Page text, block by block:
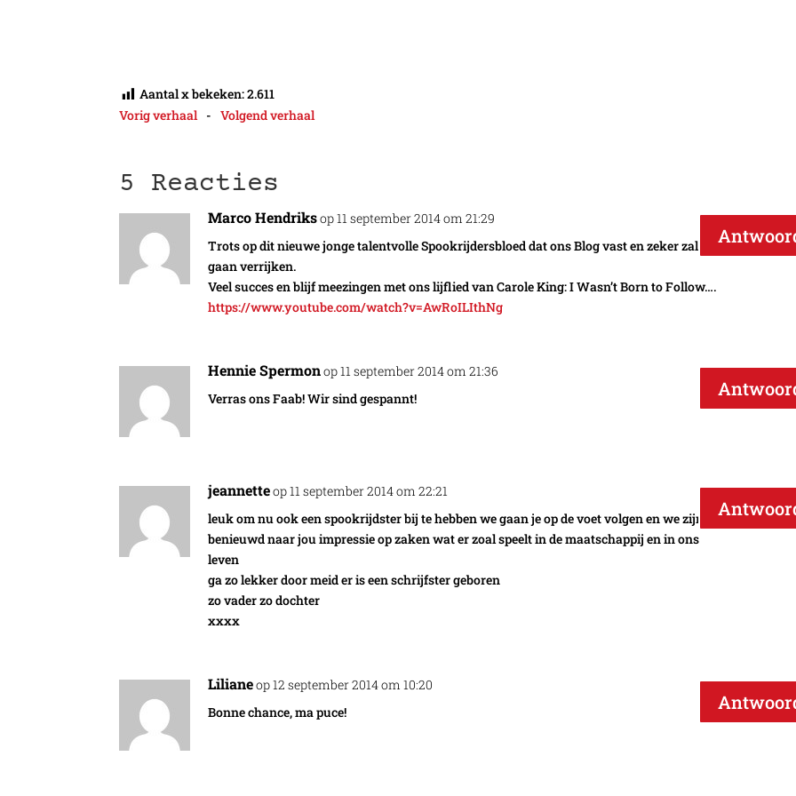
Aantal x bekeken:2.611
Vorig verhaal - Volgend verhaal
5 Reacties
Marco Hendriksop 11 september 2014 om 21:29
Trots op dit nieuwe jonge talentvolle Spookrijdersbloed dat ons Blog vast en zeker zal
gaan verrijken.
Veel succes en blijf meezingen met ons lijflied van Carole King: I Wasn’t Born to Follow….
https://www.youtube.com/watch?v=AwRoILIthNg
Hennie Spermonop 11 september 2014 om 21:36
Verras ons Faab! Wir sind gespannt!
jeannetteop 11 september 2014 om 22:21
leuk om nu ook een spookrijdster bij te hebben we gaan je op de voet volgen en we zijn
benieuwd naar jou impressie op zaken wat er zoal speelt in de maatschappij en in ons
leven
ga zo lekker door meid er is een schrijfster geboren
zo vader zo dochter
xxxx
Lilianeop 12 september 2014 om 10:20
Bonne chance, ma puce!